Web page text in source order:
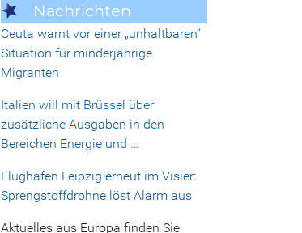
Nachrichten
Ceuta warnt vor einer „unhaltbaren“
Situation für minderjährige
Migranten
Italien will mit Brüssel über
zusätzliche Ausgaben in den
Bereichen Energie und …
Flughafen Leipzig erneut im Visier:
Sprengstoffdrohne löst Alarm aus
Aktuelles aus Europa finden Sie